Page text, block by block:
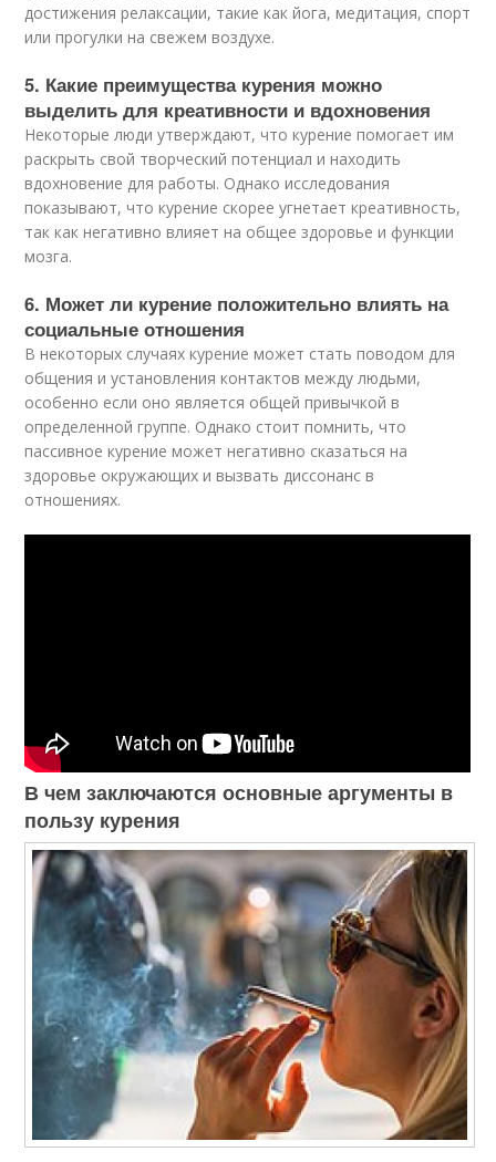
достижения релаксации, такие как йога, медитация, спорт
или прогулки на свежем воздухе.
5. Какие преимущества курения можно
выделить для креативности и вдохновения
Некоторые люди утверждают, что курение помогает им
раскрыть свой творческий потенциал и находить
вдохновение для работы. Однако исследования
показывают, что курение скорее угнетает креативность,
так как негативно влияет на общее здоровье и функции
мозга.
6. Может ли курение положительно влиять на
социальные отношения
В некоторых случаях курение может стать поводом для
общения и установления контактов между людьми,
особенно если оно является общей привычкой в
определенной группе. Однако стоит помнить, что
пассивное курение может негативно сказаться на
здоровье окружающих и вызвать диссонанс в
отношениях.
В чем заключаются основные аргументы в
пользу курения